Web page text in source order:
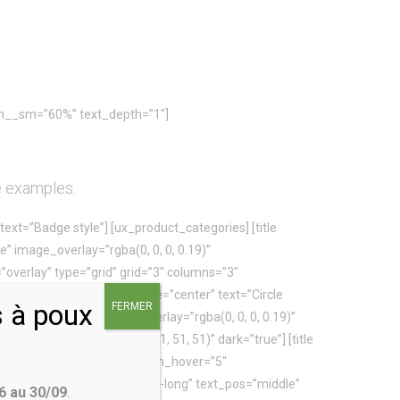
text_depth=”1″]
style”] [ux_product_categories] [title
image_overlay=”rgba(0, 0, 0, 0.19)”
type=”grid” grid=”3″ columns=”3″
[title style=”center” text=”Circle
image_overlay=”rgba(0, 0, 0, 0.19)”
[section bg_color=”rgb(51, 51, 51)” dark=”true”] [title
columns=”3″ depth_hover=”5″
image_hover_alt=”zoom-long” text_pos=”middle”
à poux
au 30/09.
FERMER